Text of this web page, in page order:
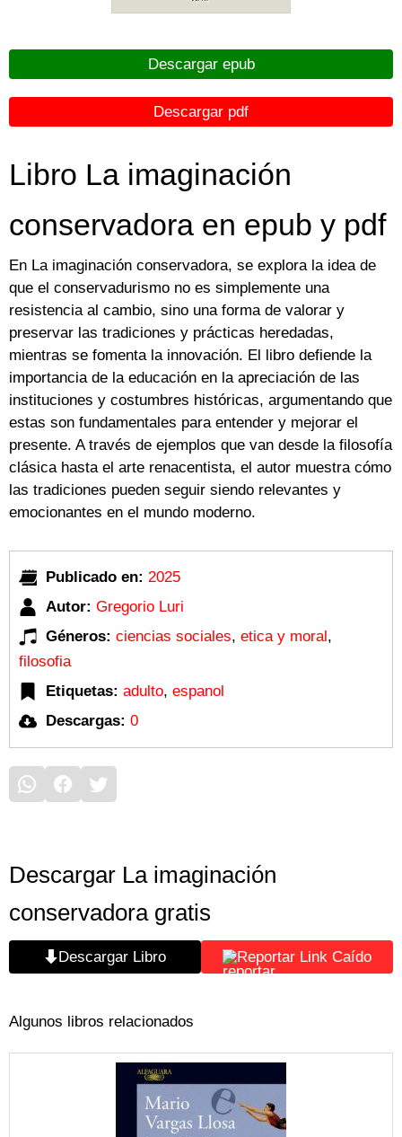
Descargar epub
Descargar pdf
Libro La imaginación
conservadora en epub y pdf
En La imaginación conservadora, se explora la idea de
que el conservadurismo no es simplemente una
resistencia al cambio, sino una forma de valorar y
preservar las tradiciones y prácticas heredadas,
mientras se fomenta la innovación. El libro defiende la
importancia de la educación en la apreciación de las
instituciones y costumbres históricas, argumentando que
estas son fundamentales para entender y mejorar el
presente. A través de ejemplos que van desde la filosofía
clásica hasta el arte renacentista, el autor muestra cómo
las tradiciones pueden seguir siendo relevantes y
emocionantes en el mundo moderno.
Publicado en: 2025
Autor: Gregorio Luri
Géneros: ciencias sociales, etica y moral,
filosofia
Etiquetas: adulto, espanol
Descargas: 0
Descargar La imaginación
conservadora gratis
Descargar Libro Reportar Link Caído
Algunos libros relacionados